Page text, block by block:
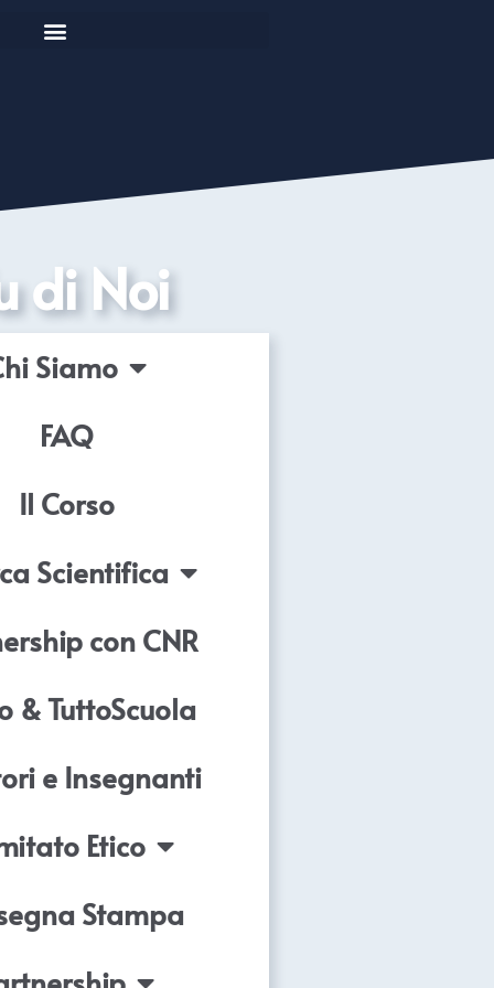
di Noi
Siamo
FAQ
Il Corso
Scientifica
con CNR
& TuttoScuola
e Insegnanti
Etico
Stampa